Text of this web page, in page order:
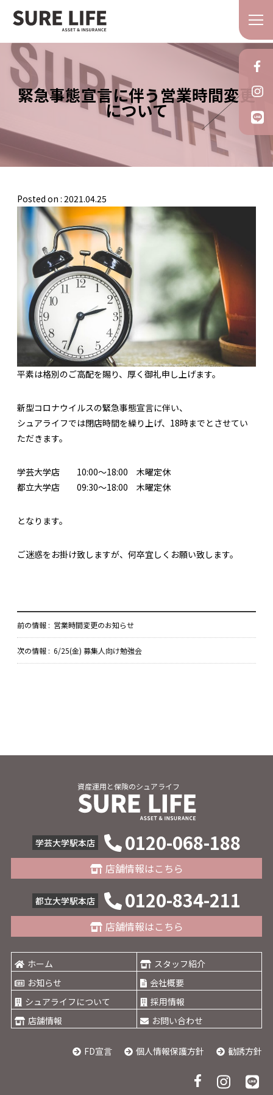
緊急事態宣言に伴う営業時間変更
について
Posted on : 2021.04.25
平素は格別のご高配を賜り、厚く御礼申し上げます。
新型コロナウイルスの緊急事態宣言に伴い、
シュアライフでは閉店時間を繰り上げ、18時までとさせてい
ただきます。
学芸大学店 10:00～18:00 木曜定休
都立大学店 09:30～18:00 木曜定休
となります。
ご迷惑をお掛け致しますが、何卒宜しくお願い致します。
前の情報 : 営業時間変更のお知らせ
次の情報 : 6/25(金) 募集人向け勉強会
資産運用と保険のシュアライフ
学芸大学駅本店 0120-068-188
店舗情報はこちら
都立大学駅本店 0120-834-211
店舗情報はこちら
ホーム
お知らせ
シュアライフについて
店舗情報
スタッフ紹介
会社概要
採用情報
お問い合わせ
FD宣言 個人情報保護方針 勧誘方針